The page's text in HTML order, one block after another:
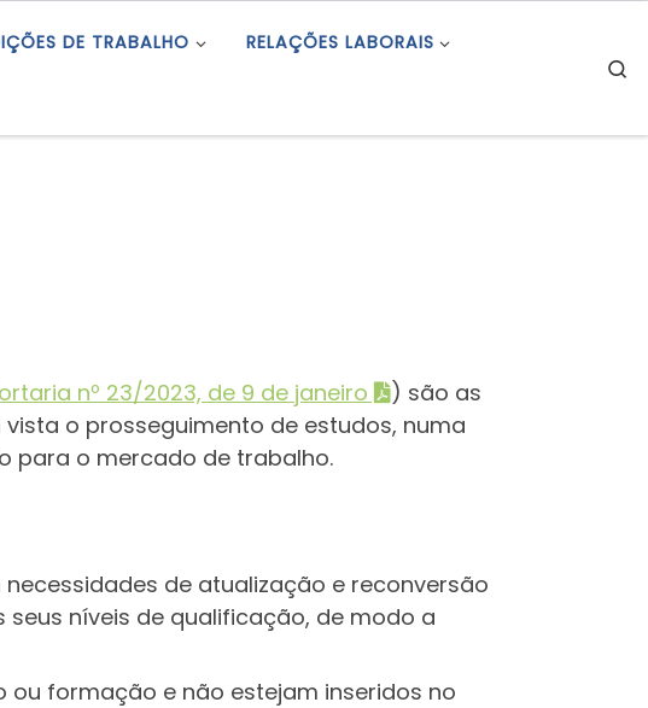
DE TRABALHO RELAÇÕES LABORAIS
nº 23/2023, de 9 de janeiro
) são as
o prosseguimento de estudos, numa
para o mercado de trabalho.
de atualização e reconversão
níveis de qualificação, de modo a
formação e não estejam inseridos no